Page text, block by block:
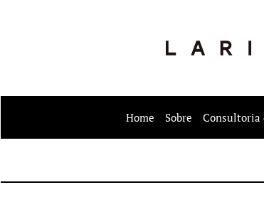
Home Sobre Consultoria